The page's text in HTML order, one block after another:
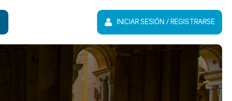
INICIAR SESIÓN / REGISTRARSE